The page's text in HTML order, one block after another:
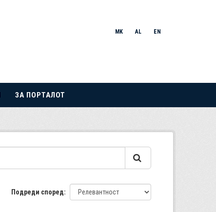
MK AL EN
ЗА ПОРТАЛОТ
Подреди според